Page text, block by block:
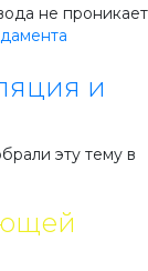
не проникает
и
эту тему в